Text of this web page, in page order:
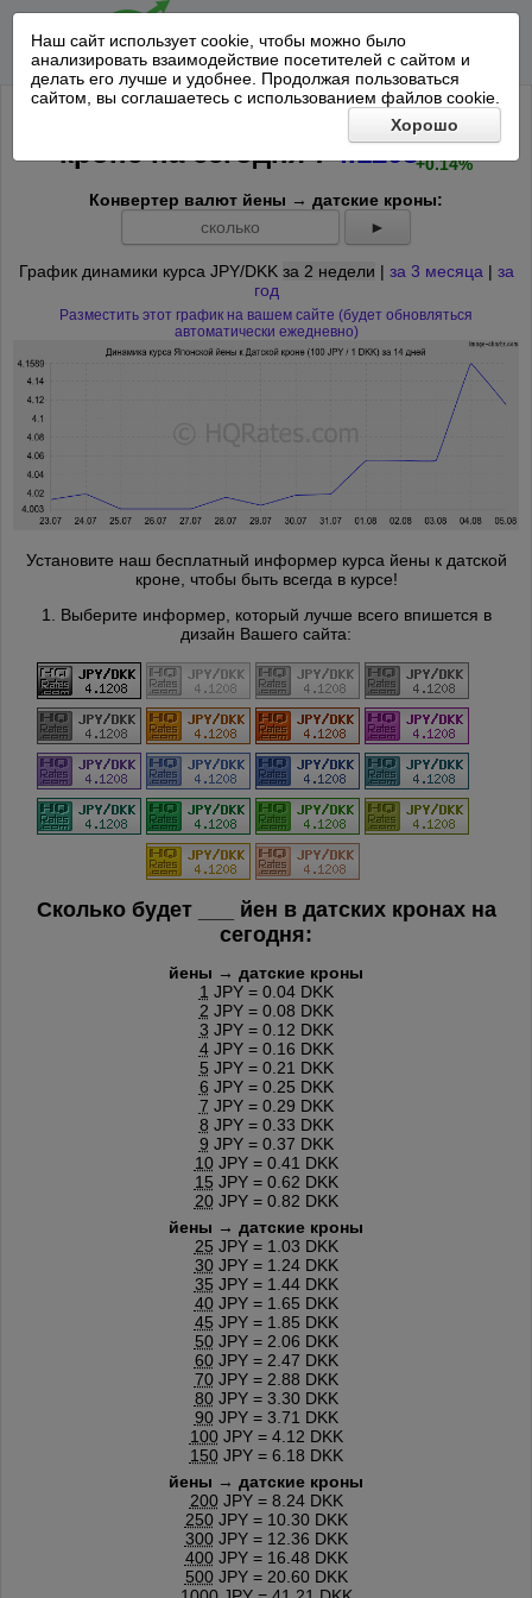
Наш сайт использует cookie, чтобы можно было
анализировать взаимодействие посетителей с сайтом и
делать его лучше и удобнее. Продолжая пользоваться
сайтом, вы соглашаетесь с использованием файлов cookie.
Хорошо
Курс 100 Японских йен к Датской
кроне насегодня :4.1208+0.0059
+0.14%
Конвертер валют йены → датские кроны:
►
График динамики курса JPY/DKK за 2 недели | за 3 месяца | за
год
Разместить этот график на вашем сайте (будет обновляться
автоматически ежедневно)
Установите наш бесплатный информер курса йены к датской
кроне, чтобы быть всегда в курсе!
1. Выберите информер, который лучше всего впишется в
дизайн Вашего сайта:
Сколько будет
йен в датских кронах на
сегодня:
йены → датские кроны
1 JPY = 0.04 DKK
2 JPY = 0.08 DKK
3 JPY = 0.12 DKK
4JPY = 0.16 DKK
5 JPY = 0.21 DKK
6 JPY = 0.25 DKK
7 JPY = 0.29 DKK
8 JPY = 0.33 DKK
9 JPY = 0.37 DKK
10JPY = 0.41 DKK
15 JPY = 0.62 DKK
20JPY = 0.82 DKK
йены → датские кроны
25 JPY = 1.03 DKK
30JPY = 1.24 DKK
35 JPY = 1.44 DKK
40JPY = 1.65 DKK
45 JPY = 1.85 DKK
50JPY = 2.06 DKK
60JPY = 2.47 DKK
70JPY = 2.88 DKK
80JPY = 3.30 DKK
90JPY = 3.71 DKK
100JPY = 4.12 DKK
150JPY = 6.18 DKK
йены → датские кроны
200JPY = 8.24 DKK
250JPY = 10.30 DKK
300JPY = 12.36 DKK
400JPY = 16.48 DKK
500JPY = 20.60 DKK